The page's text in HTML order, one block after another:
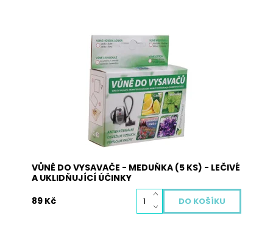
Vůně do vysavače je vyrobena z přírodních
materiálů a neobsahuje žádné nebezpečné
látky. Pohlcuje pachy, osvěžuje vzduch a plní
antibakteriální funkci. Použití: vysypte obsah
sáčků s vůní na podlahu a obsah vysajte. Při
zahřátí obsahu sáčku dojde k uvolnění...
Skladem
3006
VŮNĚ DO VYSAVAČE - MEDUŇKA (5 KS) - LEČIVÉ
A UKLIDŇUJÍCÍ ÚČINKY
89 Kč